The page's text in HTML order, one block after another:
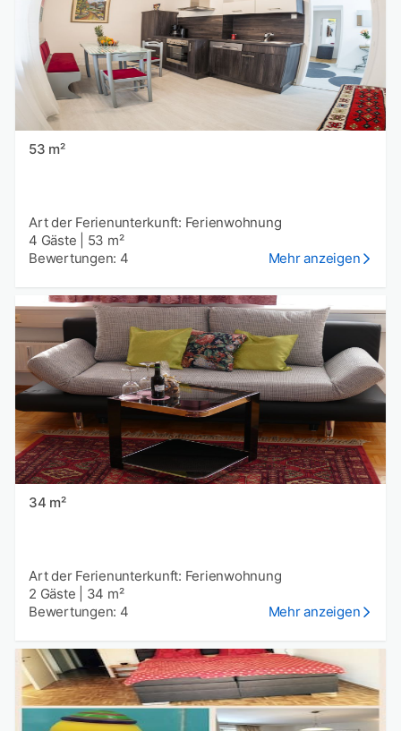
53 m²
Art der Ferienunterkunft: Ferienwohnung
4 Gäste
53 m²
Bewertungen: 4
Mehr anzeigen
34 m²
Art der Ferienunterkunft: Ferienwohnung
2 Gäste
34 m²
Bewertungen: 4
Mehr anzeigen